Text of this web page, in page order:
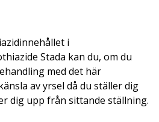
i
Stada kan du, om du
med det här
av yrsel då du ställer dig
dig upp från sittande ställning.